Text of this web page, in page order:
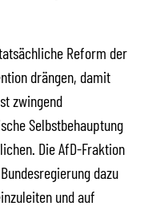
Reform der
drängen, damit
zwingend
Selbstbehauptung
Die AfD-Fraktion
dazu
und auf